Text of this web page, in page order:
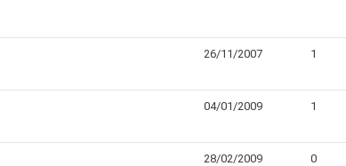
26/11/2007 1
04/01/2009 1
28/02/2009 0